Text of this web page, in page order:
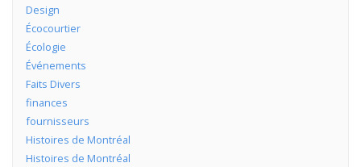
Design
Écocourtier
Écologie
Événements
Faits Divers
finances
fournisseurs
Histoires de Montréal
Histoires de Montréal